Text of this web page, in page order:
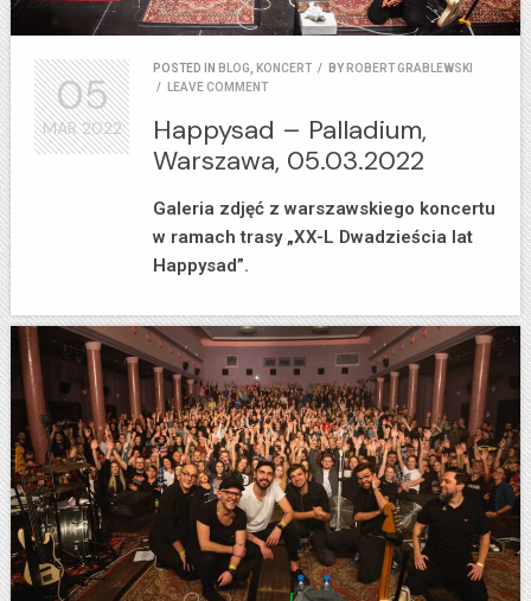
POSTED IN BLOG KONCERT / BY ROBERT GRABLEWSKI
/
LEAVE COMMENT
Happysad – Palladium,
Warszawa, 05.03.2022
Galeria zdjęć z warszawskiego koncertu
w ramach trasy „XX-L Dwadzieścia lat
Happysad”.
05
MAR2022